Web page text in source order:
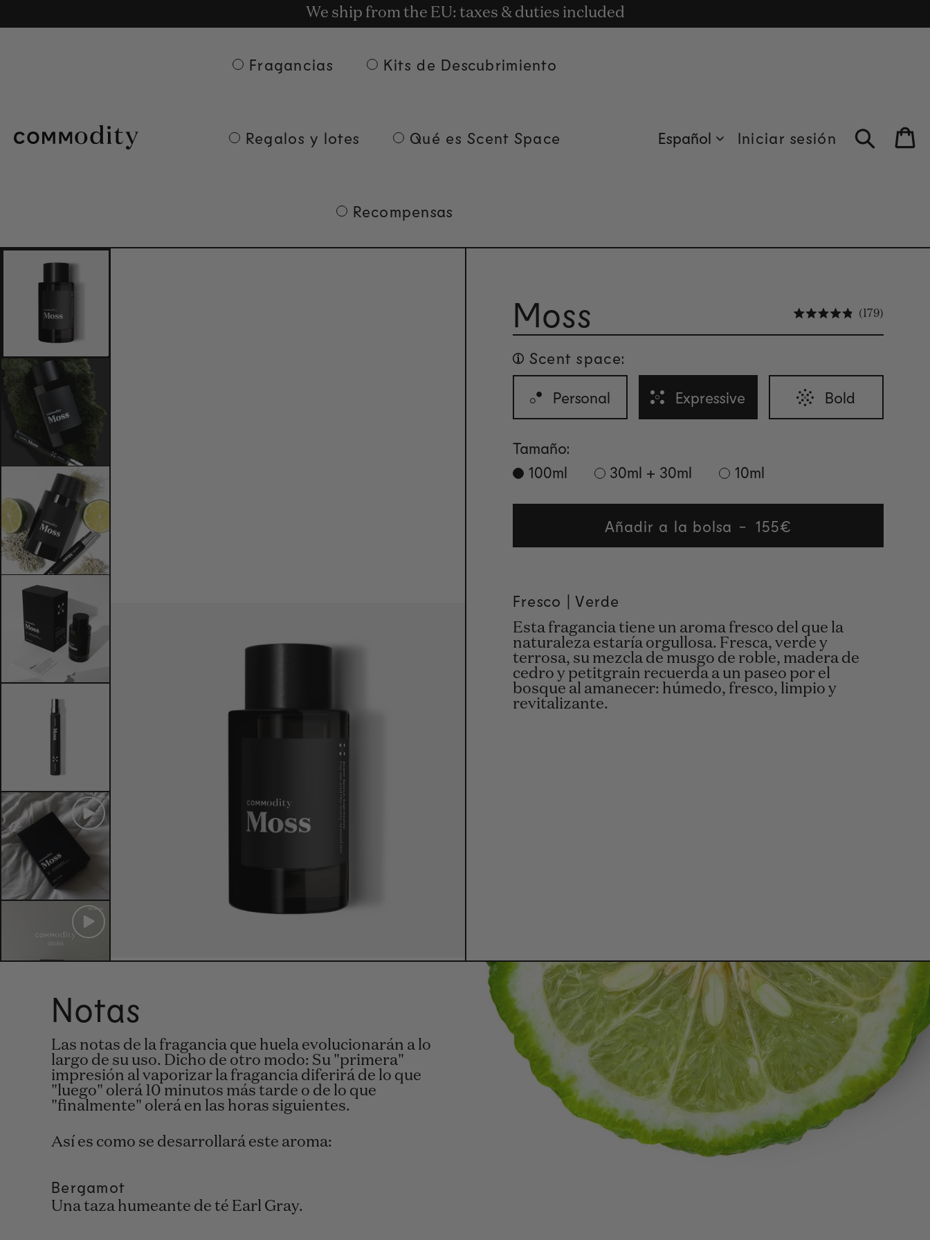
Entrega gratuita a partir de 135 euros.
We ship from the EU: taxes & duties included
Get rewards for shopping with Commodity.Circle
Fragancias Kits de Descubrimiento
Regalos y lotes Qué es Scent Space
Recompensas
Español Iniciar sesión Bag
Moss 179 Haz clic
Scent space:
Personal Expressive Bold
Tamaño:
100ml
30ml + 30ml 10ml
Añadir a la bolsa
Regular
price
155€
Fresco |Verde
Esta fragancia tiene un aroma fresco del que la
naturaleza estaría orgullosa. Fresca, verde y
terrosa, su mezcla de musgo de roble, madera de
cedro y petitgrain recuerda a un paseo por el
bosque al amanecer: húmedo, fresco, limpio y
revitalizante.
Notas
Las notas de la fragancia que huela evolucionarán a lo
largo de su uso. Dicho de otro modo: Su "primera"
impresión al vaporizar la fragancia diferirá de lo que
"luego" olerá 10 minutos más tarde o de lo que
"finalmente" olerá en las horas siguientes.
Así es como se desarrollará este aroma:
Bergamot
Una taza humeante de té Earl Gray.